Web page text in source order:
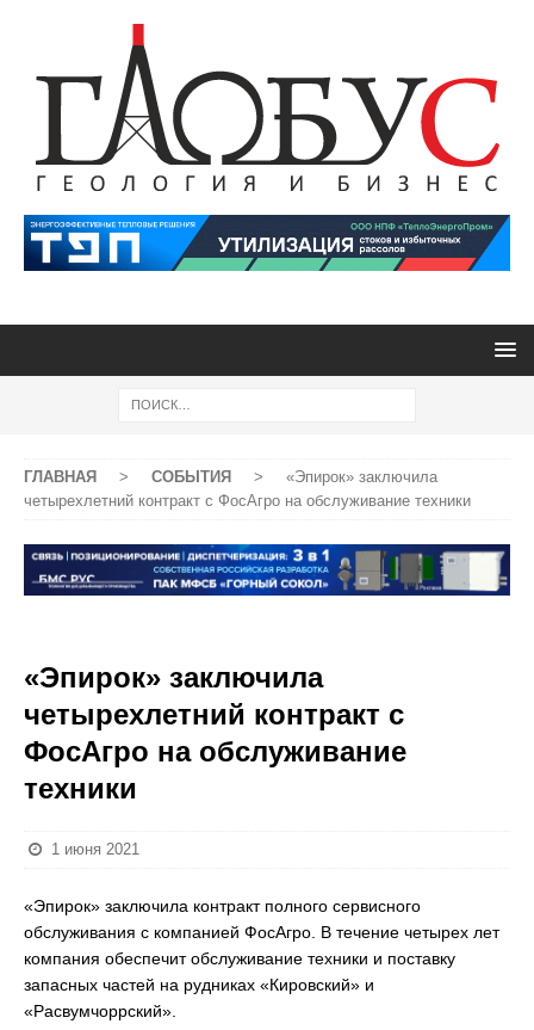
ГЛАВНАЯ > СОБЫТИЯ >
«Эпирок» заключила
четырехлетний контракт с ФосАгро на обслуживание техники
«Эпирок» заключила
четырехлетний контракт с
ФосАгро на обслуживание
техники
1 июня 2021
«Эпирок» заключила контракт полного сервисного
обслуживания с компанией ФосАгро. В течение четырех лет
компания обеспечит обслуживание техники и поставку
запасных частей на рудниках «Кировский» и
«Расвумчоррский».